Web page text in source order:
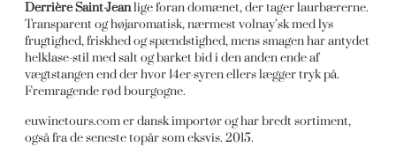
Derrière Saint-Jeanlige foran domænet, der tager laurbærerne.
Transparent og højaromatisk, nærmest volnay’sk med lys
frugtighed, friskhed og spændstighed, mens smagen har antydet
helklase-stil med salt og barket bid i den anden ende af
vægtstangen end der hvor 14er-syren ellers lægger tryk på.
Fremragende rød bourgogne.
euwinetours.com er dansk importør og har bredt sortiment,
også fra de seneste topår som eksvis. 2015.